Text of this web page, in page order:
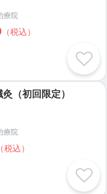
高校時代行ってい
ト。
してキャンセルが
た82キロにV字回
ファスティングで
ト12キロダイエッ
ペシャリストへ
だけ改善している
ですが、
療院
（税込）
（初回限定）
療院
（税込）